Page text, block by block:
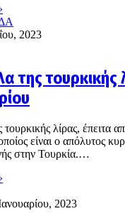
2023
της τουρκικής
λίρας, έπειτα
είναι ο απόλυτος
στην Τουρκία.…
2023